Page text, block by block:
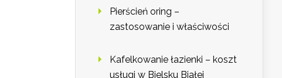
Pierścień oring –
zastosowanie i właściwości
Kafelkowanie łazienki – koszt
usługi w Bielsku Białej